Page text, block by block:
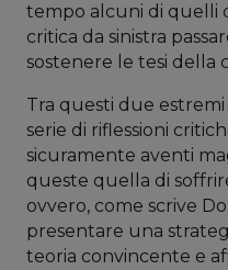
tempo alcuni di quelli
critica da sinistra
sostenere le tesi della
Tra questi due
serie di riflessioni
sicuramente aventi
queste quella di
ovvero, come scrive
presentare una
teoria convincente e